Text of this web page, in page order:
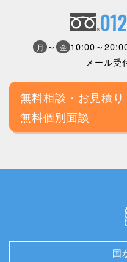
月 ～ 金 10:00～
メール受
無料相談・お見積り
無料個別面談
国